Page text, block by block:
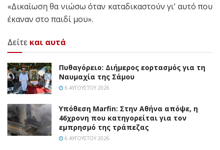
«Δικαίωση θα νιώσω όταν καταδικαστούν γι’ αυτό που
έκαναν στο παιδί μου».
Δείτε και αυτά
Πυθαγόρειο: Διήμερος εορτασμός για τη
Ναυμαχία της Σάμου
6 ΑΥΓΟΎΣΤΟΥ 2026
Υπόθεση Marfin: Στην Αθήνα απόψε, η
46χρονη που κατηγορείται για τον
εμπρησμό της τράπεζας
6 ΑΥΓΟΎΣΤΟΥ 2026